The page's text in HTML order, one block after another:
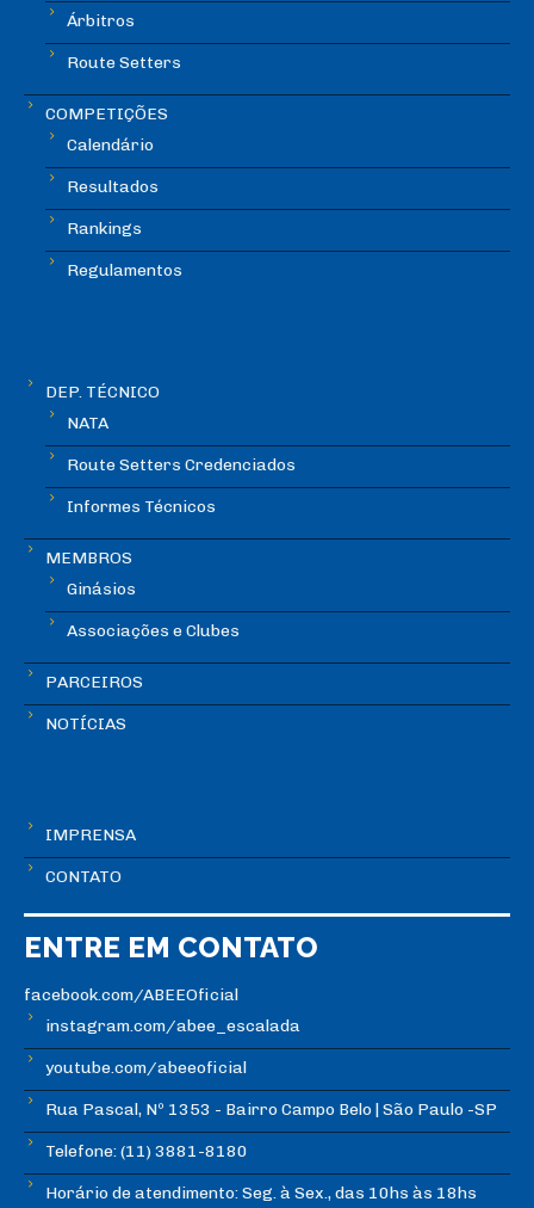
Árbitros
Route Setters
COMPETIÇÕES
Calendário
Resultados
Rankings
Regulamentos
DEP. TÉCNICO
NATA
Route Setters Credenciados
Informes Técnicos
MEMBROS
Ginásios
Associações e Clubes
PARCEIROS
NOTÍCIAS
IMPRENSA
CONTATO
ENTRE EM CONTATO
facebook.com/ABEEOficial
instagram.com/abee_escalada
youtube.com/abeeoficial
Rua Pascal, Nº 1353 - Bairro Campo Belo | São Paulo -SP
Telefone: (11) 3881-8180
Horário de atendimento: Seg. à Sex., das 10hs às 18hs